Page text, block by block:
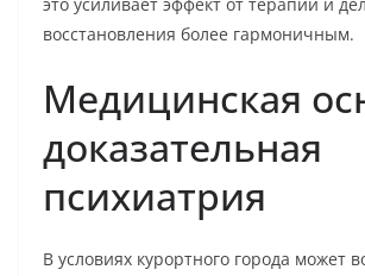
восстановления более гармоничным.
Медицинская
доказательная
психиатрия
В условиях курортного города может